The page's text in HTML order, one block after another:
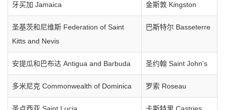
牙买加 Jamaica 金斯敦 Kingston
圣基茨和尼维斯 Federation of Saint
Kitts and Nevis
巴斯特尔 Basseterre
安提瓜和巴布达 Antigua and Barbuda 圣约翰 Saint John's
多米尼克 Commonwealth of Dominica 罗索 Roseau